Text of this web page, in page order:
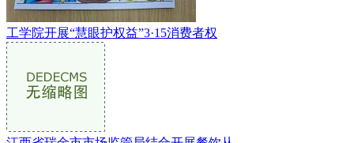
工学院开展“慧眼护权益”3·15消费者权